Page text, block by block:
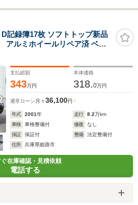
録簿17枚 ソフトトップ新品
ルミホイールリペア済 ベー
支払総額
343万円
本体価格
318.0万円
通常ローン 月々36,100円
年式 2001年 走行 8.2万km
車検
車検整備付 修復
なし
保証
保証付 整備
法定整備付
住所
兵庫県姫路市
在庫確認・見積依頼
電話する